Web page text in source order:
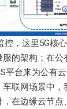
控，这里5G核
的架构；在公
平台来为公有
联网场景中，
在边缘云节点